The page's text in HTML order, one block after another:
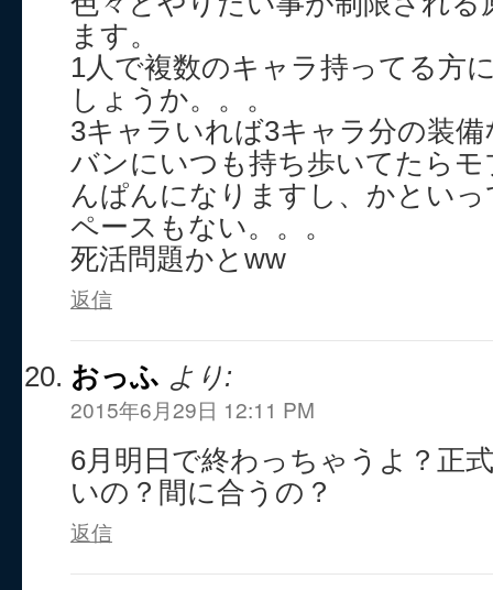
ます。
1人で複数のキャラ持ってる方
しょうか。。。
3キャラいれば3キャラ分の装
バンにいつも持ち歩いてたら
んぱんになりますし、かとい
ペースもない。。。
死活問題かとww
返信
おっふ より:
2015年6月29日 12:11 PM
6月明日で終わっちゃうよ？正
いの？間に合うの？
返信